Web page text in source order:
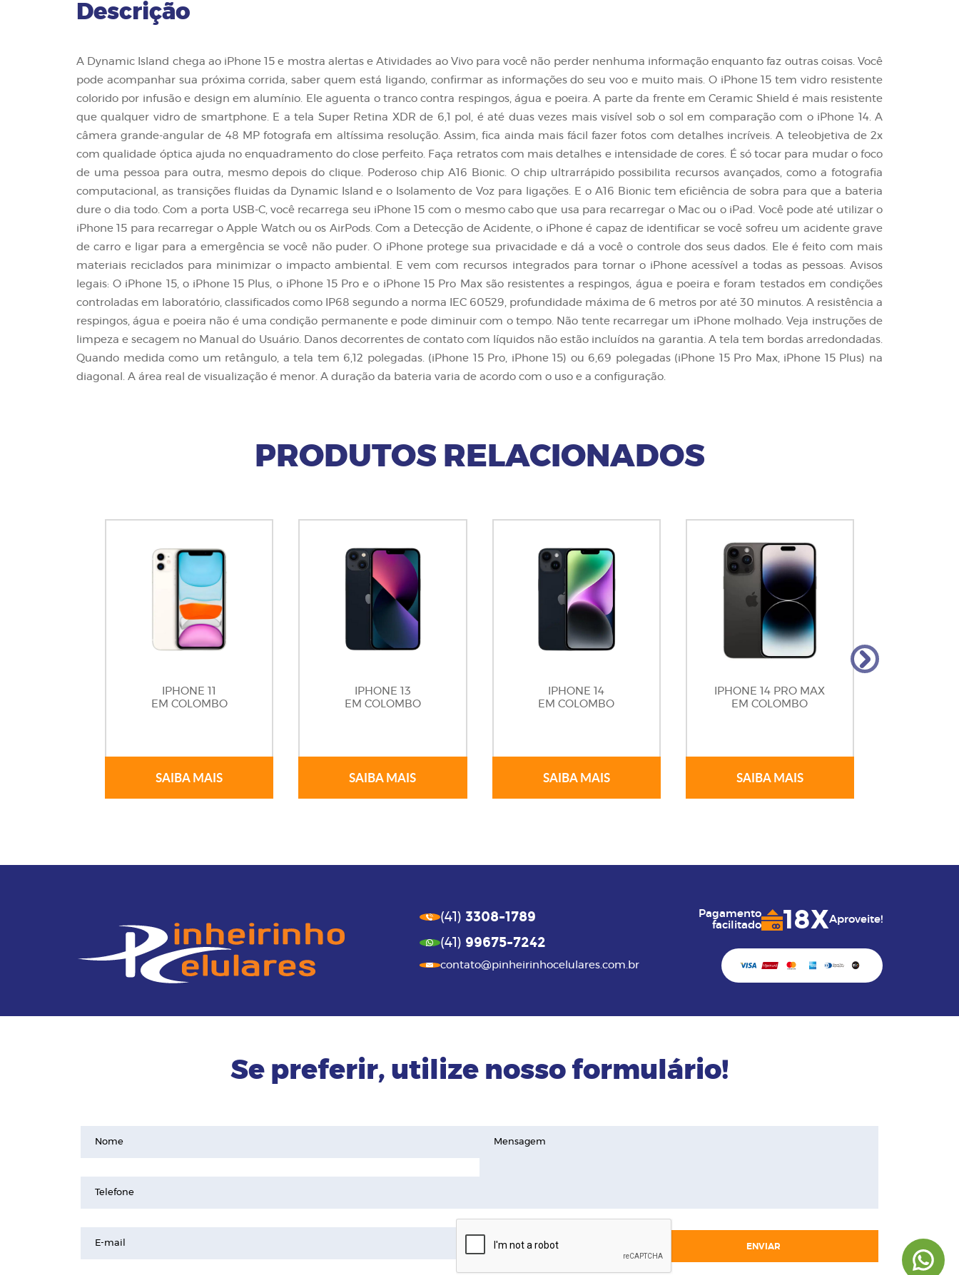
Descrição
A Dynamic Island chega ao iPhone 15 e mostra alertas e Atividades ao Vivo para você não perder nenhuma informação enquanto faz outras coisas. Você
pode acompanhar sua próxima corrida, saber quem está ligando, confirmar as informações do seu voo e muito mais. O iPhone 15 tem vidro resistente
colorido por infusão e design em alumínio. Ele aguenta o tranco contra respingos, água e poeira. A parte da frente em Ceramic Shield é mais resistente
que qualquer vidro de smartphone. E a tela Super Retina XDR de 6,1 pol, é até duas vezes mais visível sob o sol em comparação com o iPhone 14. A
câmera grande-angular de 48 MP fotografa em altíssima resolução. Assim, fica ainda mais fácil fazer fotos com detalhes incríveis. A teleobjetiva de 2x
com qualidade óptica ajuda no enquadramento do close perfeito. Faça retratos com mais detalhes e intensidade de cores. É só tocar para mudar o foco
de uma pessoa para outra, mesmo depois do clique. Poderoso chip A16 Bionic. O chip ultrarrápido possibilita recursos avançados, como a fotografia
computacional, as transições fluidas da Dynamic Island e o Isolamento de Voz para ligações. E o A16 Bionic tem eficiência de sobra para que a bateria
dure o dia todo. Com a porta USB‑C, você recarrega seu iPhone 15 com o mesmo cabo que usa para recarregar o Mac ou o iPad. Você pode até utilizar o
iPhone 15 para recarregar o Apple Watch ou os AirPods. Com a Detecção de Acidente, o iPhone é capaz de identificar se você sofreu um acidente grave
de carro e ligar para a emergência se você não puder. O iPhone protege sua privacidade e dá a você o controle dos seus dados. Ele é feito com mais
materiais reciclados para minimizar o impacto ambiental. E vem com recursos integrados para tornar o iPhone acessível a todas as pessoas. Avisos
legais: O iPhone 15, o iPhone 15 Plus, o iPhone 15 Pro e o iPhone 15 Pro Max são resistentes a respingos, água e poeira e foram testados em condições
controladas em laboratório, classificados como IP68 segundo a norma IEC 60529, profundidade máxima de 6 metros por até 30 minutos. A resistência a
respingos, água e poeira não é uma condição permanente e pode diminuir com o tempo. Não tente recarregar um iPhone molhado. Veja instruções de
limpeza e secagem no Manual do Usuário. Danos decorrentes de contato com líquidos não estão incluídos na garantia. A tela tem bordas arredondadas.
Quando medida como um retângulo, a tela tem 6,12 polegadas. (iPhone 15 Pro, iPhone 15) ou 6,69 polegadas (iPhone 15 Pro Max, iPhone 15 Plus) na
diagonal. A área real de visualização é menor. A duração da bateria varia de acordo com o uso e a configuração.
PRODUTOS RELACIONADOS
IPHONE 11
EM COLOMBO
SAIBA MAIS
IPHONE 13
EM COLOMBO
SAIBA MAIS
IPHONE 14
EM COLOMBO
SAIBA MAIS
IPHONE 14 PRO MAX
EM COLOMBO
SAIBA MAIS
(41) 3308-1789
(41) 99675-7242
contato@pinheirinhocelulares.com.br
Pagamento
facilitado
18XAproveite!
Se preferir, utilize nosso formulário!
Nome
Telefone
E-mail
Mensagem
ENVIAR